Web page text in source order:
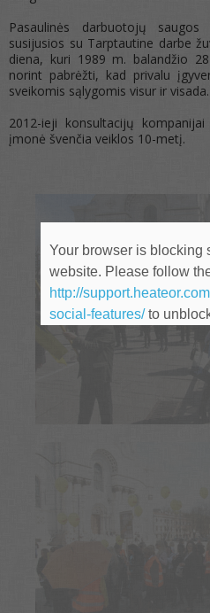
Pasaulinės darbuotojų
susijusios su Tarptautine darbe
diena, kuri 1989 m. balandžio
norint pabrėžti, kad privalu
sveikomis sąlygomis visur ir visada.
2012-ieji konsultacijų
įmonė švenčia veiklos 10-metį.
Your browser is blocking
website. Please follow
http://
social-features/to